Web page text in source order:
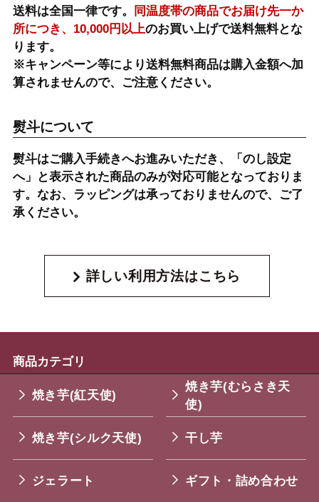
送料は全国一律です。
同温度帯の商品でお届け先一か
所につき、10,000円以上のお買い上げで送料無料とな
ります。
※キャンペーン等により送料無料商品は購入金額へ加
算されませんので、ご注意ください。
熨斗について
熨斗はご購入手続きへお進みいただき、「のし設定
へ」と表示された商品のみが対応可能となっておりま
す。なお、ラッピングは承っておりませんので、ご了
承ください。
詳しい利用方法はこちら
商品カテゴリ
焼き芋(紅天使)
焼き芋(むらさき天
使)
焼き芋(シルク天使) 干し芋
ジェラート ギフト・詰め合わせ